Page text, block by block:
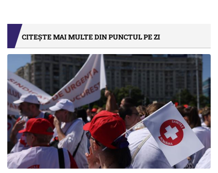
CITEȘTE MAI MULTE DIN PUNCTUL PE ZI